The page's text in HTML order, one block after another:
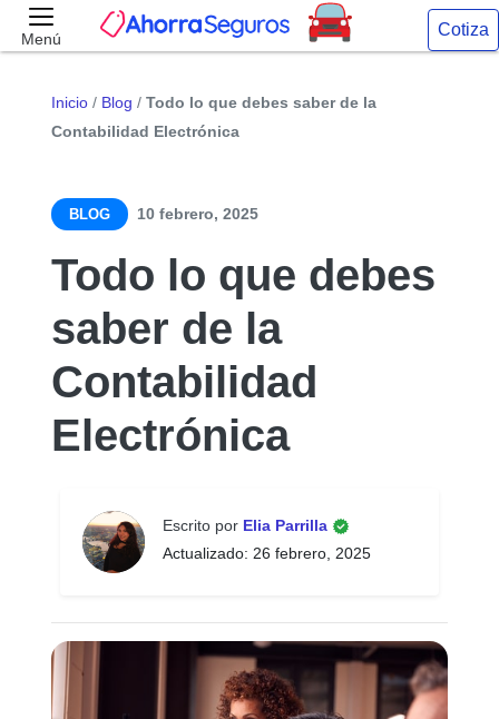
Menú Cotiza
Inicio / Blog / Todo lo que debes saber de la
Contabilidad Electrónica
BLOG 10 febrero, 2025
Todo lo que debes
saber de la
Contabilidad
Electrónica
Escrito por Elia Parrilla
Actualizado: 26 febrero, 2025